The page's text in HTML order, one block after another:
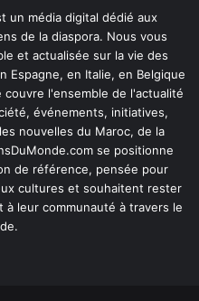
un média digital dédié aux
de la diaspora. Nous vous
et actualisée sur la vie des
Espagne, en Italie, en Belgique
l'ensemble de l'actualité
événements, initiatives,
nouvelles du Maroc, de la
se positionne
de référence, pensée pour
cultures et souhaitent rester
leur communauté à travers le